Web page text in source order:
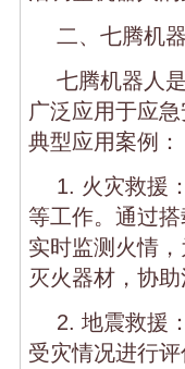
二、七腾机
七腾机器人
广泛应用于应
典型应用案例：
1. 火灾救援
等工作。通过
实时监测火情
灭火器材，协助
2. 地震救援
受灾情况进行